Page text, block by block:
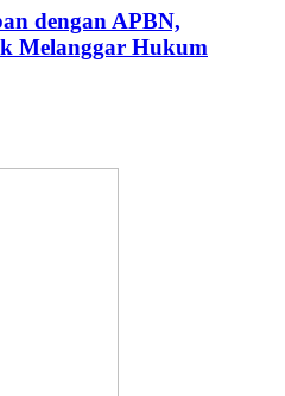
dengan APBN,
Melanggar Hukum